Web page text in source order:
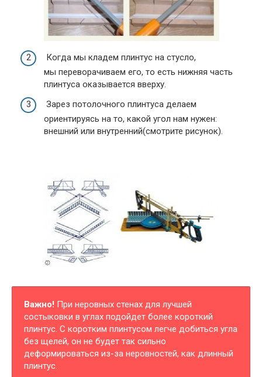
Когда мы кладем плинтус на стусло,
мы переворачиваем его, то есть нижняя часть
плинтуса оказывается вверху.
Зарез потолочного плинтуса делаем
ориентируясь на то, какой угол нам нужен:
внешний или внутренний(смотрите рисунок).
Важно! При неровных стенах для лучшей
состыковки в углах подойдет более короткий
плинтус. С коротким плинтусом легче добиться угла
без щелей, он не будет так сильно
деформироваться из-за неровностей, как длинный
плинтус.